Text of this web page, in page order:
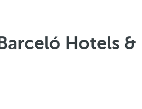
Barceló Hotels